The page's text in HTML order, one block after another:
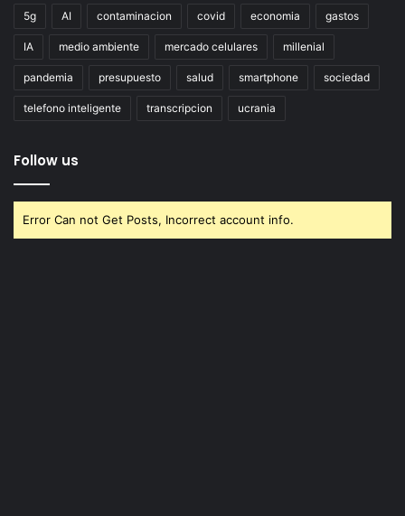
5g AI contaminacion covid economia gastos
IA medio ambiente mercado celulares millenial
pandemia presupuesto salud smartphone sociedad
telefono inteligente transcripcion ucrania
Follow us
Error Can not Get Posts, Incorrect account info.